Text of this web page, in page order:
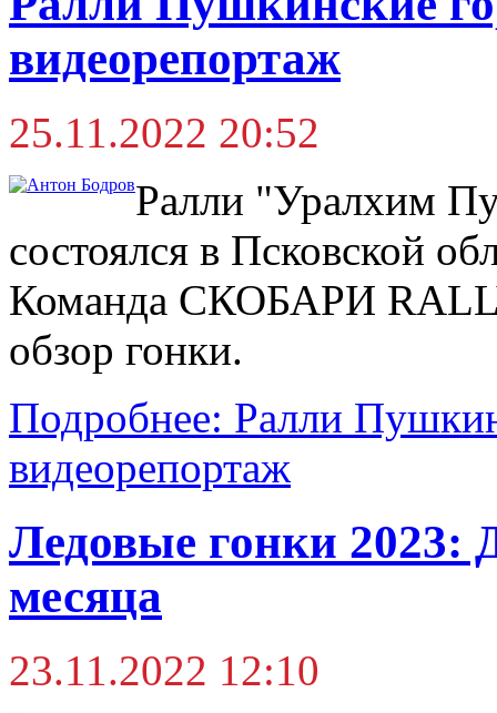
видеорепортаж
25.11.2022 20:52
Ралли "Уралхим
состоялся в Псковской
Команда СКОБАРИ
обзор гонки.
Подробнее: Ралли
видеорепортаж
Ледовые гонки 2023:
месяца
23.11.2022 12:10